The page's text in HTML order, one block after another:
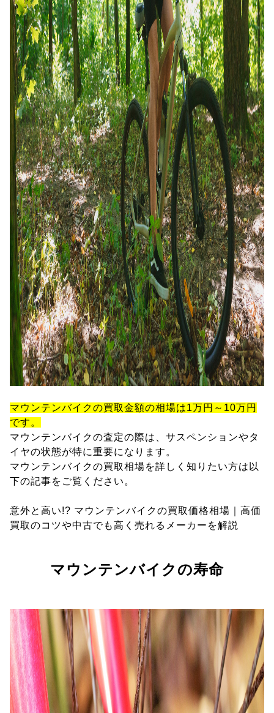
マウンテンバイクの買取金額の相場は1万円～10万円
です。
マウンテンバイクの査定の際は、サスペンションやタ
イヤの状態が特に重要になります。
マウンテンバイクの買取相場を詳しく知りたい方は以
下の記事をご覧ください。
意外と高い!? マウンテンバイクの買取価格相場｜高価
買取のコツや中古でも高く売れるメーカーを解説
マウンテンバイクの寿命